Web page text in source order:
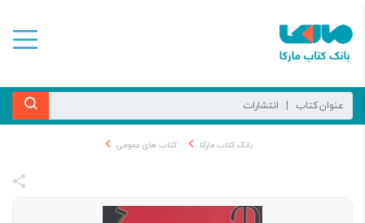
بانک کتاب مارکا کتاب های عمومی